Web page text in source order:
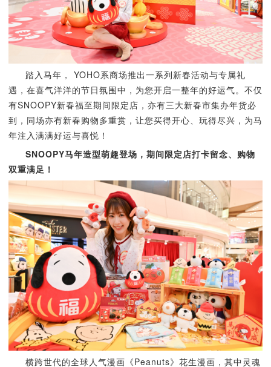
踏入马年， YOHO系商场推出一系列新春活动与专属礼
遇，在喜气洋洋的节日氛围中，为您开启一整年的好运气。不仅
有SNOOPY新春福至期间限定店，亦有三大新春市集办年货必
到，同场亦有新春购物多重赏，让您买得开心、玩得尽兴，为马
年注入满满好运与喜悦！
SNOOPY马年造型萌趣登场，期间限定店打卡留念、购物
双重满足！
横跨世代的全球人气漫画《Peanuts》花生漫画，其中灵魂